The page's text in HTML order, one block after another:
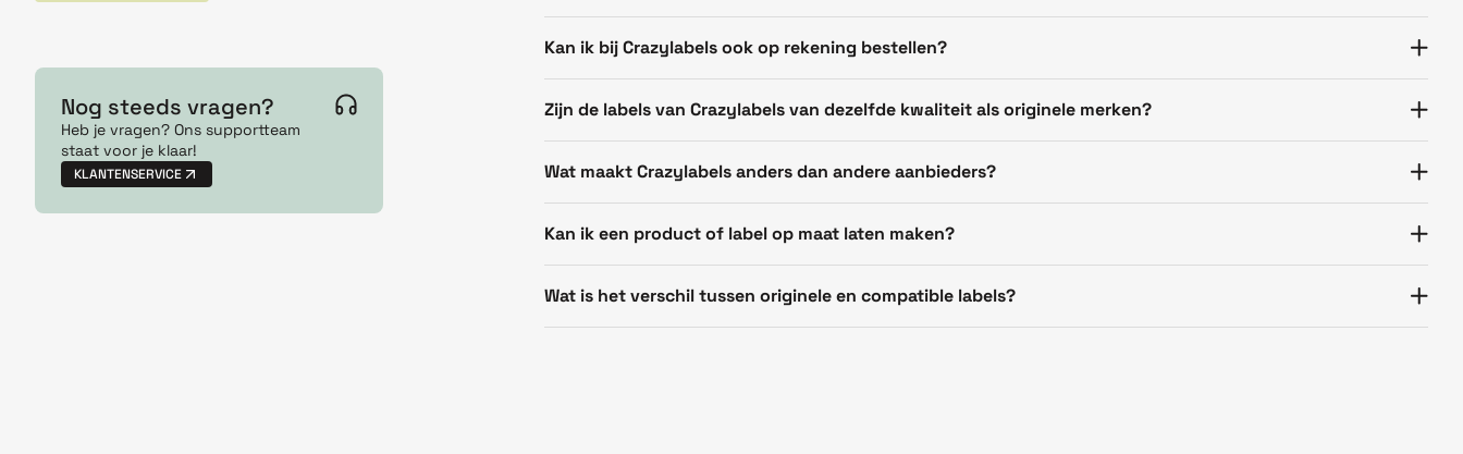
Kan ik bij Crazylabels ook op rekening bestellen?
Zijn de labels van Crazylabels van dezelfde kwaliteit als originele merken?
Wat maakt Crazylabels anders dan andere aanbieders?
Kan ik een product of label op maat laten maken?
Wat is het verschil tussen originele en compatible labels?
Nog steeds vragen?
Heb je vragen? Ons supportteam
staat voor je klaar!
KLANTENSERVICE